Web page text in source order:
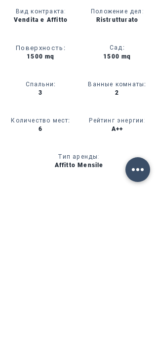
Вид контракта:
Vendita e Affitto
Поверхность :
1500 mq
Спальни:
3
Количество мест:
6
Положение дел:
Ristrutturato
Сад:
1500 mq
Ванные комнаты:
2
Рейтинг энергии:
A++
Тип аренды:
Affitto Mensile